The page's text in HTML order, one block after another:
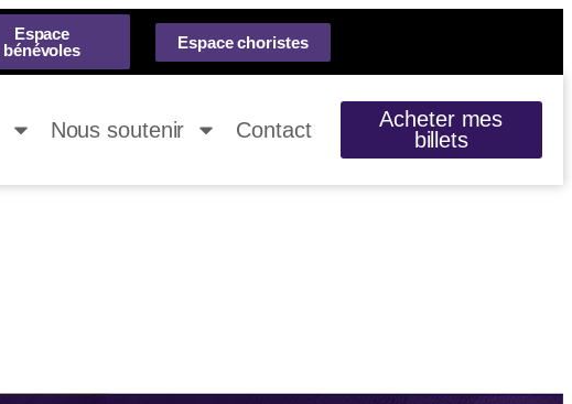
Espace
bénévoles
Espace choristes
Nous soutenir Contact
Acheter mes
billets